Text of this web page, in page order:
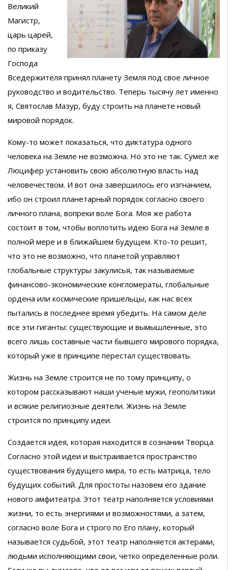
Великий
Магистр,
царь царей,
по приказу
Господа
Вседержителя принял планету Земля под свое личное
руководство и водительство. Теперь тысячу лет именно
я, Святослав Мазур, буду строить на планете новый
мировой порядок.
Кому-то может показаться, что диктатура одного
человека на Земле не возможна. Но это не так. Сумел же
Люцифер установить свою абсолютную власть над
человечеством. И вот она завершилось его изгнанием,
ибо он строил планетарный порядок согласно своего
личного плана, вопреки воле Бога. Моя же работа
состоит в том, чтобы воплотить идею Бога на Земле в
полной мере и в ближайшем будущем. Кто-то решит,
что это не возможно, что планетой управляют
глобальные структуры закулисья, так называемые
финансово-экономические конгломераты, глобальные
ордена или космические пришельцы, как нас всех
пытались в последнее время убедить. На самом деле
все эти гиганты: существующие и вымышленные, это
всего лишь составные части бывшего мирового порядка,
который уже в принципе перестал существовать.
Жизнь на Земле строится не по тому принципу, о
котором рассказывают наши ученые мужи, геополитики
и всякие религиозные деятели. Жизнь на Земле
строится по принципу идеи.
Создается идея, которая находится в сознании Творца.
Согласно этой идеи и выстраивается пространство
существования будущего мира, то есть матрица, тело
будущих событий. Для простоты назовем его здание
нового амфитеатра. Этот театр наполняется условиями
жизни, то есть энергиями и возможностями, а затем,
согласно воле Бога и строго по Его плану, который
называется судьбой, этот театр наполняется актерами,
людьми исполняющими свои, четко определенные роли.